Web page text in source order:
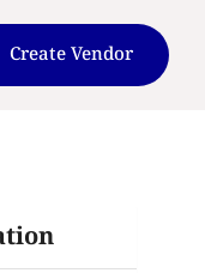
Create Vendor